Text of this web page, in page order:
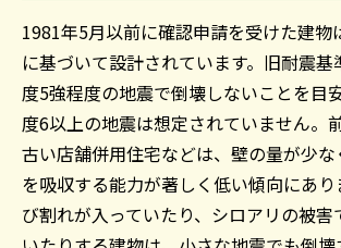
1981年5月以前に確認申請を受けた建物
に基づいて設計されています。旧耐震
度5強程度の地震で倒壊しないことを目
度6以上の地震は想定されていません。
古い店舗併用住宅などは、壁の量が少
を吸収する能力が著しく低い傾向にあ
び割れが入っていたり、シロアリの被害